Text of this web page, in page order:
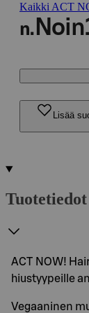
Kaikki ACT
n. Noin
Lisää
Tuotetiedot
ACT NOW!
hiustyypeille
Vegaaninen